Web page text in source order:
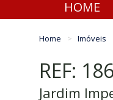
HOME
Home Imóveis
REF:
Jardim